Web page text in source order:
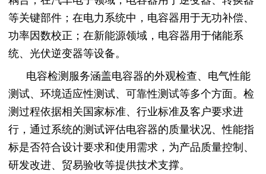
等关键部件；在电力系统中，电容器用于无功补偿、
功率因数校正；在新能源领域，电容器用于储能系
统、光伏逆变器等设备。
电容检测服务涵盖电容器的外观检查、电气性能
测试、环境适应性测试、可靠性测试等多个方面。检
测过程依据相关国家标准、行业标准及客户要求进
行，通过系统的测试评估电容器的质量状况、性能指
标是否符合设计要求和使用需求，为产品质量控制、
研发改进、贸易验收等提供技术支撑。